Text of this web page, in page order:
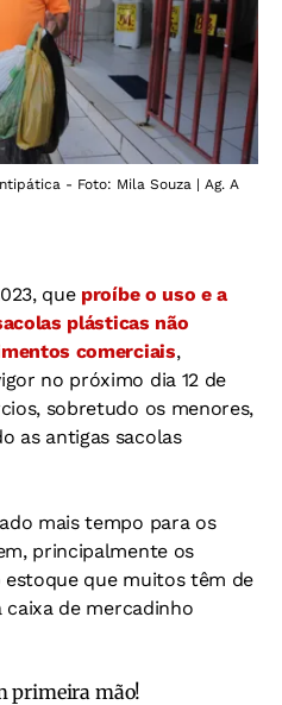
- Foto: Mila Souza | Ag. A
que proíbe o uso e a
plásticas não
comerciais,
no próximo dia 12 de
sobretudo os menores,
as antigas sacolas
mais tempo para os
principalmente os
estoque que muitos têm de
caixa de mercadinho
primeira mão!